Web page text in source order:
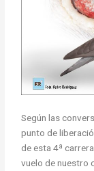
Según las
punto de
de esta 4ª
vuelo de nuestro